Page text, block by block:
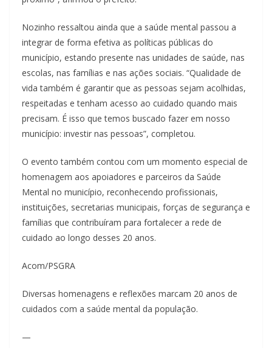
Nozinho ressaltou ainda que a saúde mental passou a
integrar de forma efetiva as políticas públicas do
município, estando presente nas unidades de saúde, nas
escolas, nas famílias e nas ações sociais. “Qualidade de
vida também é garantir que as pessoas sejam acolhidas,
respeitadas e tenham acesso ao cuidado quando mais
precisam. É isso que temos buscado fazer em nosso
município: investir nas pessoas”, completou.
O evento também contou com um momento especial de
homenagem aos apoiadores e parceiros da Saúde
Mental no município, reconhecendo profissionais,
instituições, secretarias municipais, forças de segurança e
famílias que contribuíram para fortalecer a rede de
cuidado ao longo desses 20 anos.
Acom/PSGRA
Diversas homenagens e reflexões marcam 20 anos de
cuidados com a saúde mental da população.
—